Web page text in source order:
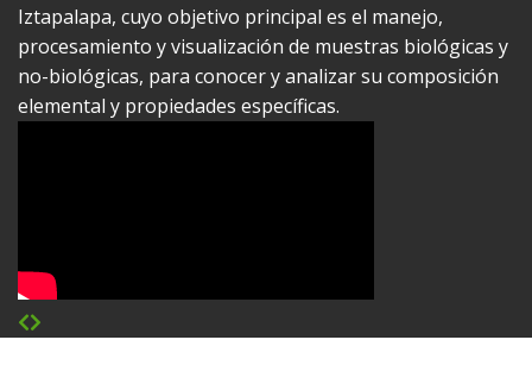
Laboratorio de Microscopía Electrónica de la UAM
Iztapalapa, cuyo objetivo principal es el manejo,
procesamiento y visualización de muestras biológicas y
no-biológicas, para conocer y analizar su composición